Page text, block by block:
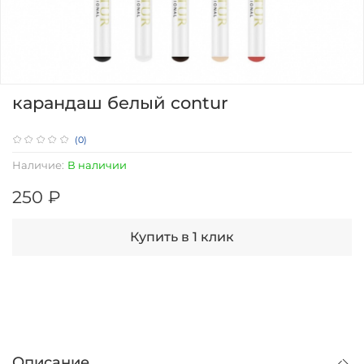
(0)
Наличие: В наличии
карандаш белый contur
250 ₽
Купить в 1 клик